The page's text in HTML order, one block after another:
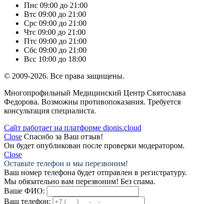
Пнс 09:00 до 21:00
Втс 09:00 до 21:00
Срс 09:00 до 21:00
Чтс 09:00 до 21:00
Птс 09:00 до 21:00
Сбс 09:00 до 21:00
Всс 10:00 до 18:00
© 2009-2026. Все права защищены.
Многопрофильный Медицинский Центр Святослава
Федорова. Возможны противопоказания. Требуется
консультация специалиста.
Сайт работает на платформе dionis.cloud
Close Спасибо за Ваш отзыв!
Он будет опубликован после проверки модератором.
Close
Оставьте телефон и мы перезвоним!
Ваш номер телефона будет отправлен в регистратуру.
Мы обязательно вам перезвоним! Без спама.
Ваше ФИО:
Ваш телефон: